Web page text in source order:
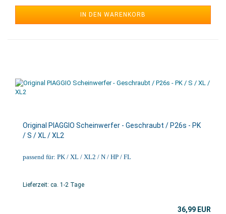
IN DEN WARENKORB
Original PIAGGIO Scheinwerfer - Geschraubt / P26s - PK
/ S / XL / XL2
passend für: PK / XL / XL2 / N / HP / FL
Lieferzeit: ca. 1-2 Tage
36,99 EUR